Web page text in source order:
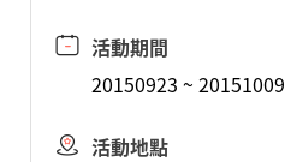
活動期間
20150923 ~ 20151009
活動地點